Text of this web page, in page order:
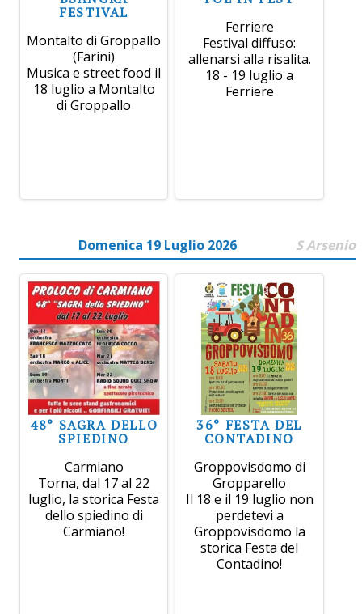
FESTIVAL
Montalto di Groppallo
(Farini)
Musica e street food il
18 luglio a Montalto
di Groppallo
Ferriere
Festival diffuso:
allenarsi alla risalita.
18 - 19 luglio a
Ferriere
Domenica 19 Luglio 2026 S Arsenio
48° SAGRA DELLO
SPIEDINO
Carmiano
Torna, dal 17 al 22
luglio, la storica Festa
dello spiedino di
Carmiano!
36° FESTA DEL
CONTADINO
Groppovisdomo di
Gropparello
Il 18 e il 19 luglio non
perdetevi a
Groppovisdomo la
storica Festa del
Contadino!